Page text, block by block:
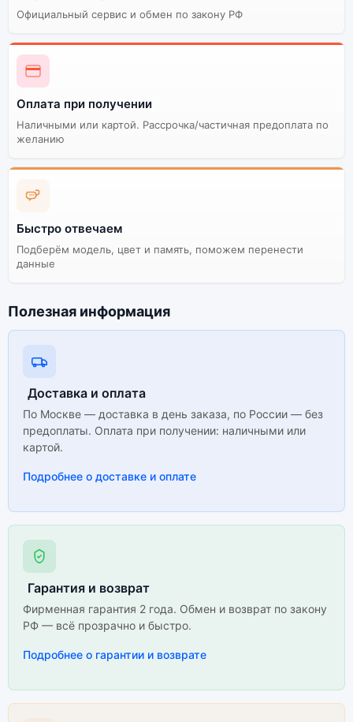
Официальный сервис и обмен по закону РФ
Оплата при получении
Наличными или картой. Рассрочка/частичная предоплата по
желанию
Быстро отвечаем
Подберём модель, цвет и память, поможем перенести
данные
Полезная информация
Доставка и оплата
По Москве — доставка в день заказа, по России — без
предоплаты. Оплата при получении: наличными или
картой.
Подробнее о доставке и оплате
Гарантия и возврат
Фирменная гарантия 2 года. Обмен и возврат по закону
РФ — всё прозрачно и быстро.
Подробнее о гарантии и возврате